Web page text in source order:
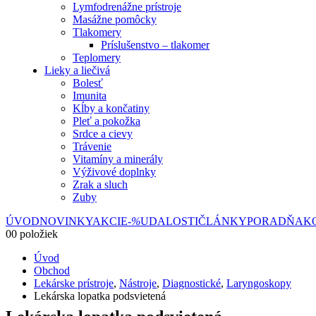
Lymfodrenážne prístroje
Masážne pomôcky
Tlakomery
Príslušenstvo – tlakomer
Teplomery
Lieky a liečivá
Bolesť
Imunita
Kĺby a končatiny
Pleť a pokožka
Srdce a cievy
Trávenie
Vitamíny a minerály
Výživové doplnky
Zrak a sluch
Zuby
ÚVODNOVINKYAKCIE-%UDALOSTIČLÁNKYPORADŇA
00 položiek
Úvod
Obchod
Lekárske prístroje, Nástroje, Diagnostické, Laryngoskopy
Lekárska lopatka podsvietená